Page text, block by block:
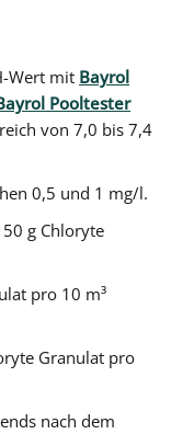
Wert mit Bayrol
Pooltester
von 7,0 bis 7,4
0,5 und 1 mg/l.
g Chloryte
pro 10 m³
Granulat pro
nach dem